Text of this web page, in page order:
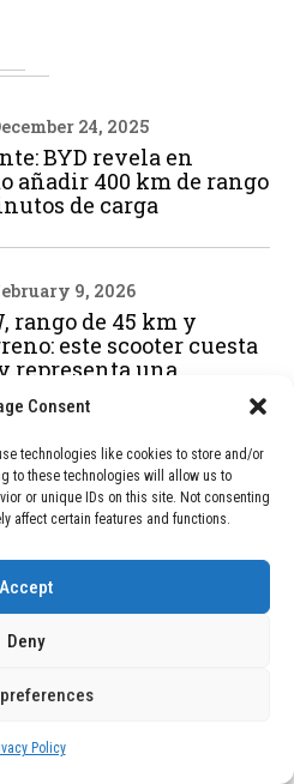
Consent
technologies like cookies to store and/or
to these technologies will allow us to
or unique IDs on this site. Not consenting
affect certain features and functions.
Accept
Deny
Policy
24, 2025
BYD revela en
añadir 400 km de rango
de carga
9, 2026
rango de 45 km y
este scooter cuesta
representa una
24, 2025
la Oferta de Balizas V16
Obligatorias a Partir de
24, 2025
Pensilvania Deja al